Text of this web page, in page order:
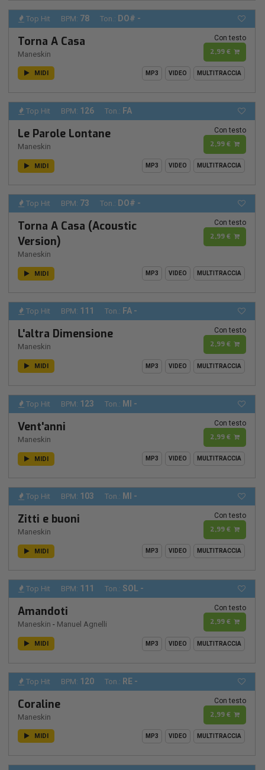
Top Hit BPM: 78 Ton.: DO# -
Torna A Casa
Maneskin
Con testo
2,99 €
MIDI MP3 VIDEO MULTITRACCIA
Top Hit BPM: 126 Ton.: FA
Le Parole Lontane
Maneskin
Con testo
2,99 €
MIDI MP3 VIDEO MULTITRACCIA
Top Hit BPM: 73 Ton.: DO# -
Torna A Casa (Acoustic
Version)
Maneskin
Con testo
2,99 €
MIDI MP3 VIDEO MULTITRACCIA
Top Hit BPM: 111 Ton.: FA -
L'altra Dimensione
Maneskin
Con testo
2,99 €
MIDI MP3 VIDEO MULTITRACCIA
Top Hit BPM: 123 Ton.: MI -
Vent'anni
Maneskin
Con testo
2,99 €
MIDI MP3 VIDEO MULTITRACCIA
Top Hit BPM: 103 Ton.: MI -
Zitti e buoni
Maneskin
Con testo
2,99 €
MIDI MP3 VIDEO MULTITRACCIA
Top Hit BPM: 111 Ton.: SOL -
Amandoti
Maneskin - Manuel Agnelli
Con testo
2,99 €
MIDI MP3 VIDEO MULTITRACCIA
Top Hit BPM: 120 Ton.: RE -
Coraline
Maneskin
Con testo
2,99 €
MIDI MP3 VIDEO MULTITRACCIA